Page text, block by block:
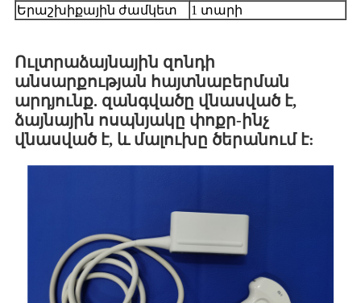
Երաշխիքային ժամկետ
1 տարի
Ուլտրաձայնային զոնդի
անսարքության հայտնաբերման
արդյունք. զանգվածը վնասված է,
ձայնային ոսպնյակը փոքր-ինչ
վնասված է, և մալուխը ծերանում է: